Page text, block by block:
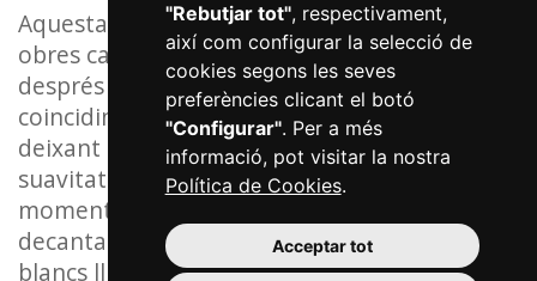
"Rebutjar tot", respectivament,
així com configurar la selecció de
cookies segons les seves
preferències clicant el botó
"Configurar". Per a més
informació, pot visitar la nostra
Política de Cookies.
Acceptar tot
Aquesta geometrització el portarà a realitzar
obres cada vegada més cerebrals, trets que
després aniran desapareixent gradualment,
coincidint amb la recuperació del pinzell,
deixant pas a un lirisme íntim i a una major
suavitat de formes. De 1975 a 1985 és el
moment en que la seva gamma de colors es
decanta cap al predomini dels grisos i els
blancs lluminosos, produint-se a partir de